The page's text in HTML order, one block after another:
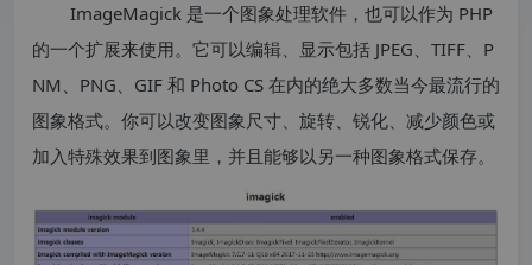
ImageMagick 是一个图象处理软件，也可以作为 PHP
的一个扩展来使用。它可以编辑、显示包括 JPEG、TIFF、P
NM、PNG、GIF 和 Photo CS 在内的绝大多数当今最流行的
图象格式。你可以改变图象尺寸、旋转、锐化、减少颜色或
加入特殊效果到图象里，并且能够以另一种图象格式保存。